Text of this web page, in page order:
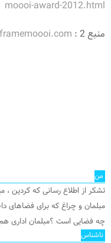
moooi-award-2012.html
منبع 2 :
من
تشکر از اطلاع رسانی که کردین
مبلمان و چراغ که برای
چه فضایی است ؟مبلمان اداری
ناشناس